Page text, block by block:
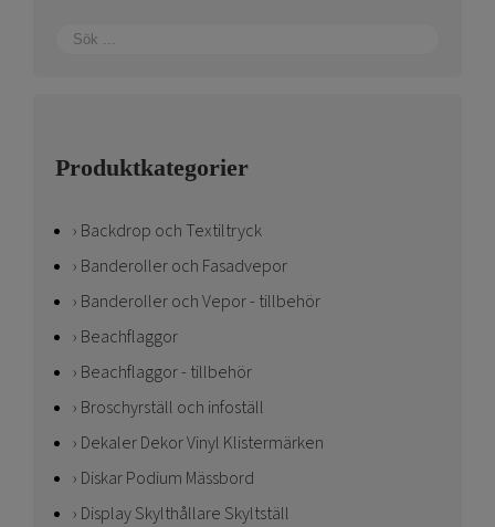
Produktkategorier
Backdrop och Textiltryck
Banderoller och Fasadvepor
Banderoller och Vepor - tillbehör
Beachflaggor
Beachflaggor - tillbehör
Broschyrställ och infoställ
Dekaler Dekor Vinyl Klistermärken
Diskar Podium Mässbord
Display Skylthållare Skyltställ